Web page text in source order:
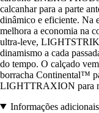
calcanhar para a parte
dinâmico e eficiente. Na
melhora a economia na
ultra-leve,
dinamismo a cada
do tempo. O calçado
borracha Continental™
LIGHTTRAXION para
Informações adicionais